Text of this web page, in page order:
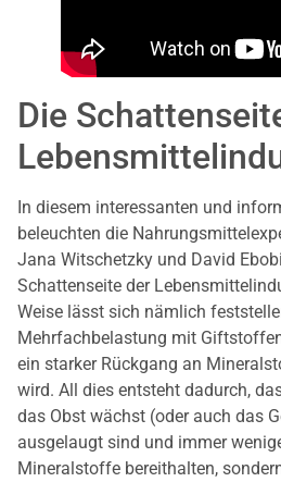
Die
In diesem interessanten und
beleuchten die
Jana Witschetzky und David
Schattenseite der
Weise lässt sich nämlich
Mehrfachbelastung mit
ein starker Rückgang an
wird. All dies entsteht dadurch,
das Obst wächst (oder auch das
ausgelaugt sind und immer
Mineralstoffe bereithalten,